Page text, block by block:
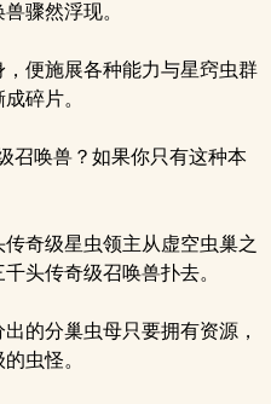
骤然浮现。
便施展各种能力与星窍虫群
碎片。
召唤兽？如果你只有这种本
奇级星虫领主从虚空虫巢之
头传奇级召唤兽扑去。
的分巢虫母只要拥有资源，
虫怪。